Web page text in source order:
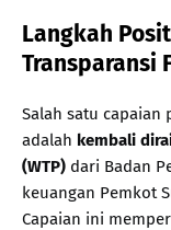
Langkah
Transparansi
Salah satu
adalah kembali
(WTP) dari Badan
keuangan Pemkot
Capaian ini